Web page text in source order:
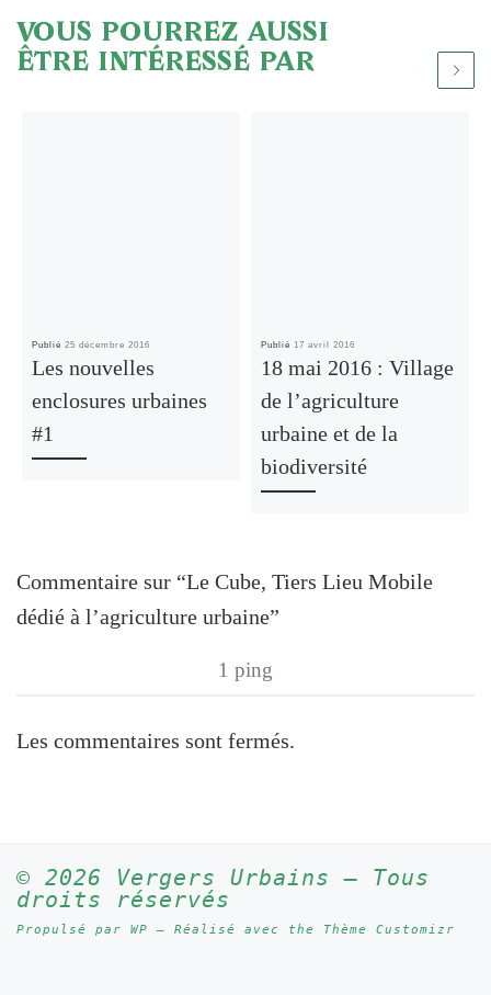
VOUS POURREZ AUSSI
ÊTRE INTÉRESSÉ PAR
Publié 25 décembre 2016
Les nouvelles
enclosures urbaines
#1
Publié 17 avril 2016
18 mai 2016 : Village
de l’agriculture
urbaine et de la
biodiversité
Commentaire sur “Le Cube, Tiers Lieu Mobile
dédié à l’agriculture urbaine”
1 ping
Les commentaires sont fermés.
© 2026 Vergers Urbains – Tous
droits réservés
Propulsé par WP – Réalisé avec the Thème Customizr